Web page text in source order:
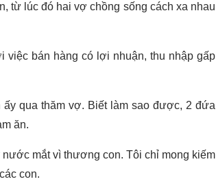
từ lúc đó hai vợ chồng sống cách xa nhau
việc bán hàng có lợi nhuận, thu nhập gấp
qua thăm vợ. Biết làm sao được, 2 đứa
ăn.
mắt vì thương con. Tôi chỉ mong kiếm
con.